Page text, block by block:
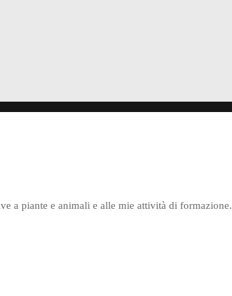
a piante e animali e alle mie attività di formazione.